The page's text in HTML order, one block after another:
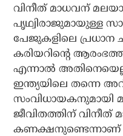
വിനീത് മാധവന്
പൃഥ്വിരാജുമായുള്ള
പേജുകളിലെ പ്രധാന
കരിയറിന്റെ
എന്നാല്‍
ഇന്ത്യയിലെ തന്നെ
സംവിധായകനുമായി
ജീവിതത്തിന് വിനീത്
കണക്ഷനുണ്ടെന്നാണ്